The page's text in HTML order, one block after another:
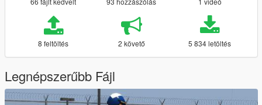
8 feltöltés 2 követő 5 834 letöltés
Legnépszerűbb Fájl